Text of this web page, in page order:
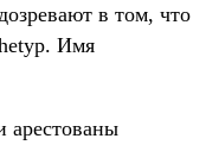
в том, что
Имя